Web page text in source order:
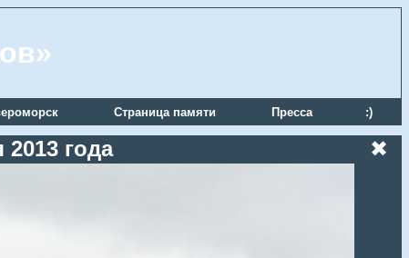
Страница памяти Пресса :)
года ✖